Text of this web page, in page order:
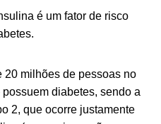
é um fator de risco
20 milhões de pessoas no
diabetes, sendo a
2, que ocorre justamente